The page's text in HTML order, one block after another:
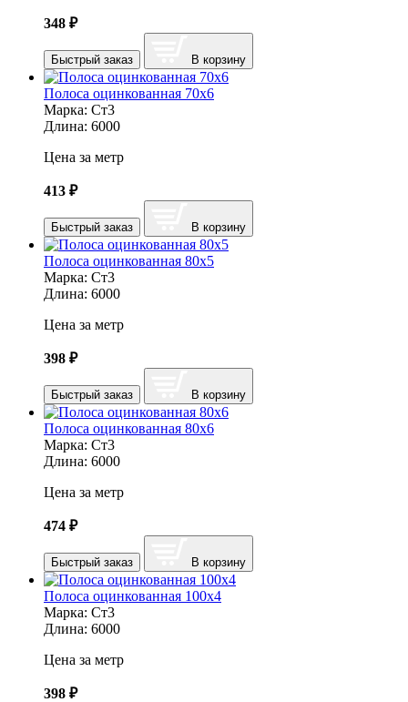
348 ₽
Быстрый заказ В корзину
Полоса оцинкованная 70х6
Марка: Ст3
Длина: 6000
Цена за метр
413 ₽
Быстрый заказ В корзину
Полоса оцинкованная 80х5
Марка: Ст3
Длина: 6000
Цена за метр
398 ₽
Быстрый заказ В корзину
Полоса оцинкованная 80х6
Марка: Ст3
Длина: 6000
Цена за метр
474 ₽
Быстрый заказ В корзину
Полоса оцинкованная 100х4
Марка: Ст3
Длина: 6000
Цена за метр
398 ₽